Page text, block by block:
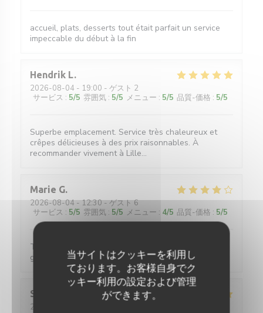
当サイトはクッキーを利用し
ております。お客様自身でク
ッキー利用の設定および管理
ができます。
accueil, plats, desserts tout était parfait un service
impeccable du début à la fin
Hendrik L
2026-08-04 - 19:00 - ゲスト 2
サービス : 5/5 雰囲気 : 5/5 メニュー : 5/5 品質-価格 : 5/5
Superbe emplacement. Service très chaleureux et
crêpes délicieuses à des prix raisonnables. À
recommander vivement à Lille...
Marie G
2026-08-04- 12:30 - ゲスト 6
サービス : 5/5 雰囲気 : 5/5 メニュー : 4/5 品質-価格 : 5/5
Très bon accueil, grand choix de galettes. Quelques
galettes un peu dures à couper.
SYLVIE
2026-08-05